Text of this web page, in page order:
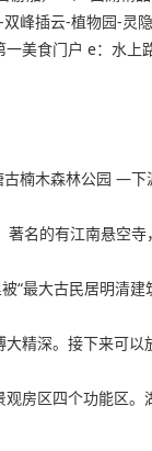
峰插云-植物园-
食门户 e：水上
楠木森林公园 —下
名的有江南悬空寺
“最大古民居明清建
精深。接下来可以
房区四个功能区